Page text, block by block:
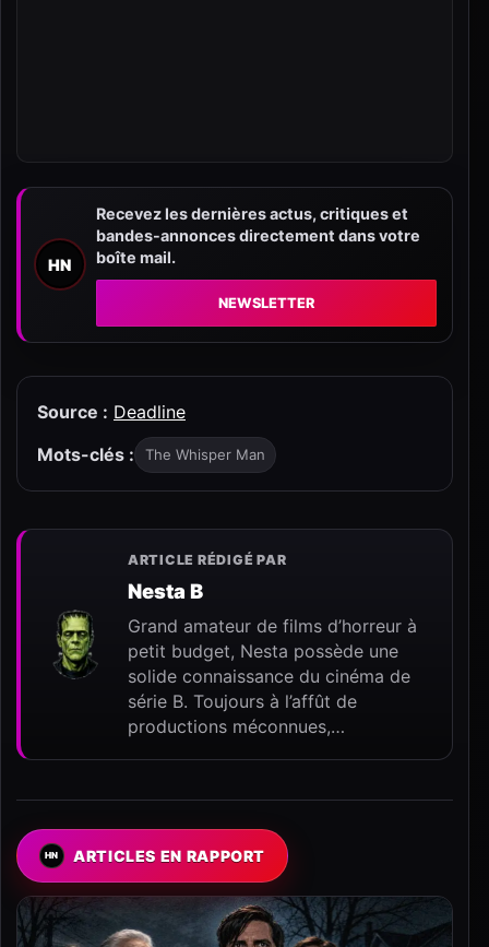
HN
Recevez les dernières actus, critiques et
bandes-annonces directement dans votre
boîte mail.
NEWSLETTER
Source : Deadline
Mots-clés :
The Whisper Man
ARTICLE RÉDIGÉ PAR
Nesta B
Grand amateur de films d’horreur à
petit budget, Nesta possède une
solide connaissance du cinéma de
série B. Toujours à l’affût de
productions méconnues,…
ARTICLES EN RAPPORT